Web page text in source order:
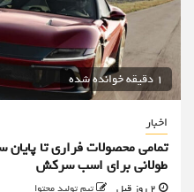
1 دقیقه خوانده شده
اخبار
طولانی برای اسب سرکش
تیم تولید محتوا